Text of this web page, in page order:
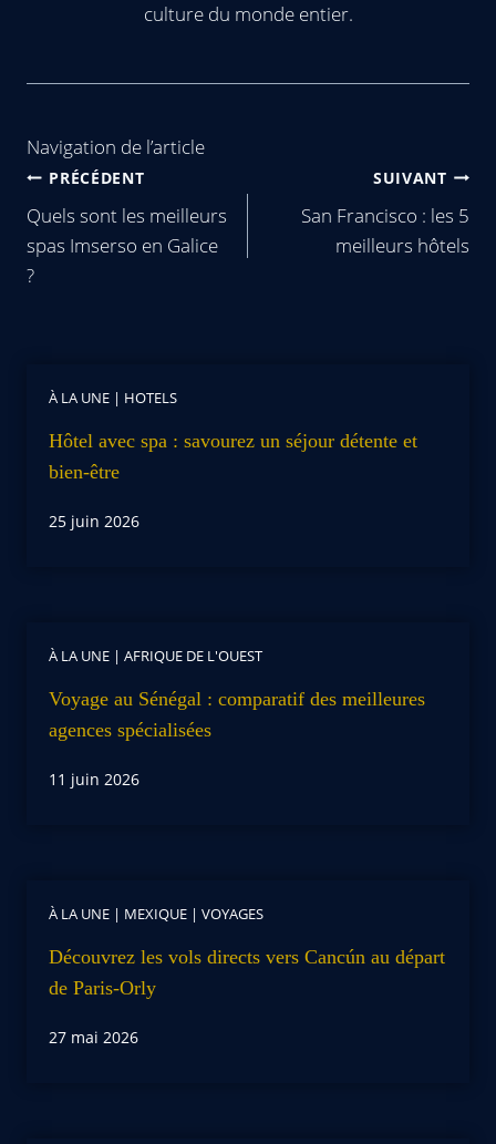
culture du monde entier.
Navigation de l’article
PRÉCÉDENT
Quels sont les meilleurs
spas Imserso en Galice
?
SUIVANT
San Francisco : les 5
meilleurs hôtels
À LA UNE | HOTELS
Hôtel avec spa : savourez un séjour détente et
bien-être
25 juin 2026
À LA UNE | AFRIQUE DE L'OUEST
Voyage au Sénégal : comparatif des meilleures
agences spécialisées
11 juin 2026
À LA UNE | MEXIQUE | VOYAGES
Découvrez les vols directs vers Cancún au départ
de Paris-Orly
27 mai 2026